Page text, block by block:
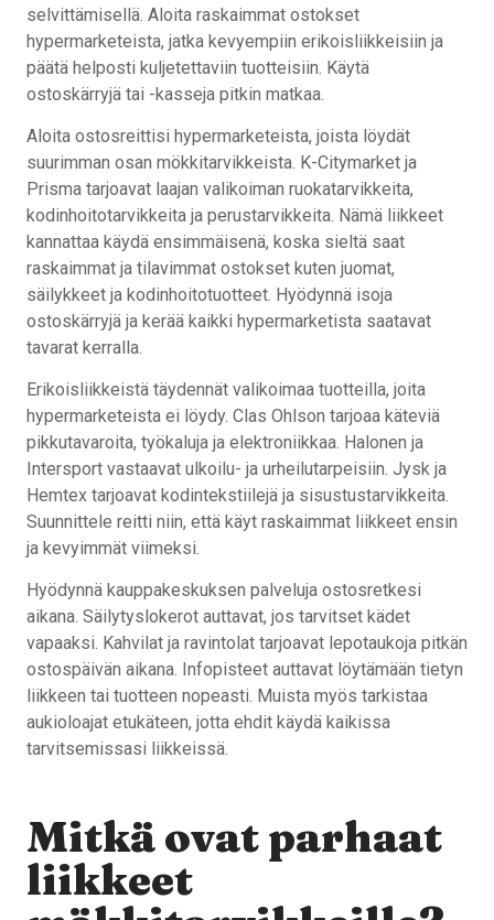
selvittämisellä. Aloita raskaimmat ostokset
hypermarketeista, jatka kevyempiin erikoisliikkeisiin ja
päätä helposti kuljetettaviin tuotteisiin. Käytä
ostoskärryjä tai -kasseja pitkin matkaa.
Aloita ostosreittisi hypermarketeista, joista löydät
suurimman osan mökkitarvikkeista. K-Citymarket ja
Prisma tarjoavat laajan valikoiman ruokatarvikkeita,
kodinhoitotarvikkeita ja perustarvikkeita. Nämä liikkeet
kannattaa käydä ensimmäisenä, koska sieltä saat
raskaimmat ja tilavimmat ostokset kuten juomat,
säilykkeet ja kodinhoitotuotteet. Hyödynnä isoja
ostoskärryjä ja kerää kaikki hypermarketista saatavat
tavarat kerralla.
Erikoisliikkeistä täydennät valikoimaa tuotteilla, joita
hypermarketeista ei löydy. Clas Ohlson tarjoaa käteviä
pikkutavaroita, työkaluja ja elektroniikkaa. Halonen ja
Intersport vastaavat ulkoilu- ja urheilutarpeisiin. Jysk ja
Hemtex tarjoavat kodintekstiilejä ja sisustustarvikkeita.
Suunnittele reitti niin, että käyt raskaimmat liikkeet ensin
ja kevyimmät viimeksi.
Hyödynnä kauppakeskuksen palveluja ostosretkesi
aikana. Säilytyslokerot auttavat, jos tarvitset kädet
vapaaksi. Kahvilat ja ravintolat tarjoavat lepotaukoja pitkän
ostospäivän aikana. Infopisteet auttavat löytämään tietyn
liikkeen tai tuotteen nopeasti. Muista myös tarkistaa
aukioloajat etukäteen, jotta ehdit käydä kaikissa
tarvitsemissasi liikkeissä.
Mitkä ovat parhaat
liikkeet